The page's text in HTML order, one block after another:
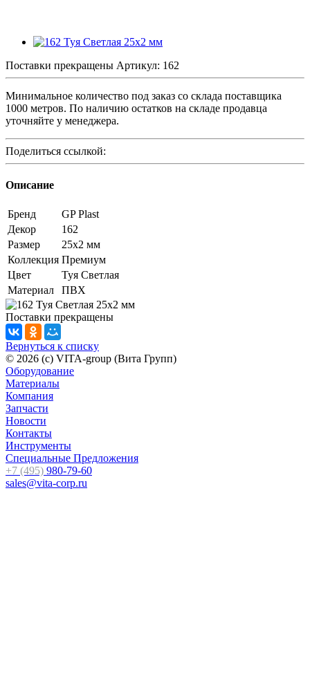
Поставки прекращены Артикул: 162
Минимальное количество под заказ со склада поставщика
1000 метров. По наличию остатков на складе продавца
уточняйте у менеджера.
Поделиться ссылкой:
Описание
Бренд
GP Plast
Декор
162
Размер
25x2 мм
Коллекция Премиум
Цвет
Туя Светлая
Материал
ПВХ
Поставки прекращены
Вернуться к списку
© 2026 (c) VITA-group (Вита Групп)
Оборудование
Материалы
Компания
Запчасти
Новости
Контакты
Инструменты
Специальные Предложения
+7 (495) 980-79-60
sales@vita-corp.ru